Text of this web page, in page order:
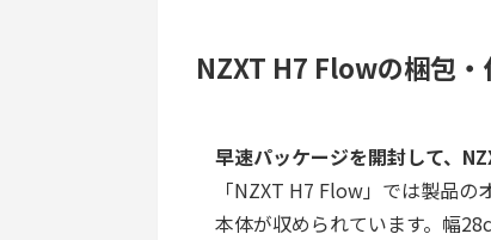
NZXT H7 Flowの梱包・
早速パッケージを開封して、
「NZXT H7 Flow」では製品
本体が収められています。幅